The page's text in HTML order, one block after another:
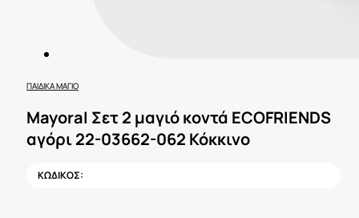
ΠΑΙΔΙΚΆ ΜΑΓΙΌ
Mayoral Σετ 2 μαγιό κοντά ECOFRIENDS
αγόρι 22-03662-062 Κόκκινο
ΚΩΔΙΚΟΣ: